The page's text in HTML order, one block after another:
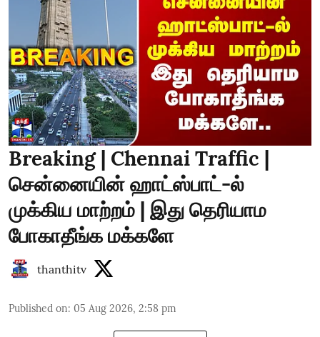
Breaking | Chennai Traffic |
சென்னையின் ஹாட்ஸ்பாட்-ல்
முக்கிய மாற்றம் | இது தெரியாம
போகாதீங்க மக்களே
thanthitv
Published on: 05 Aug 2026, 2:58 pm